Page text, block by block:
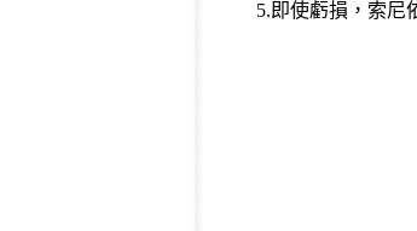
5. 即使虧損，索尼